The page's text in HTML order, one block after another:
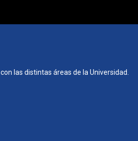
las distintas áreas de la Universidad.